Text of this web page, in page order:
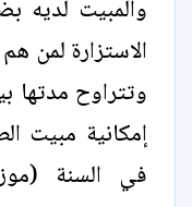
والمبيت لديه
الاستزارة لمن
في السنة